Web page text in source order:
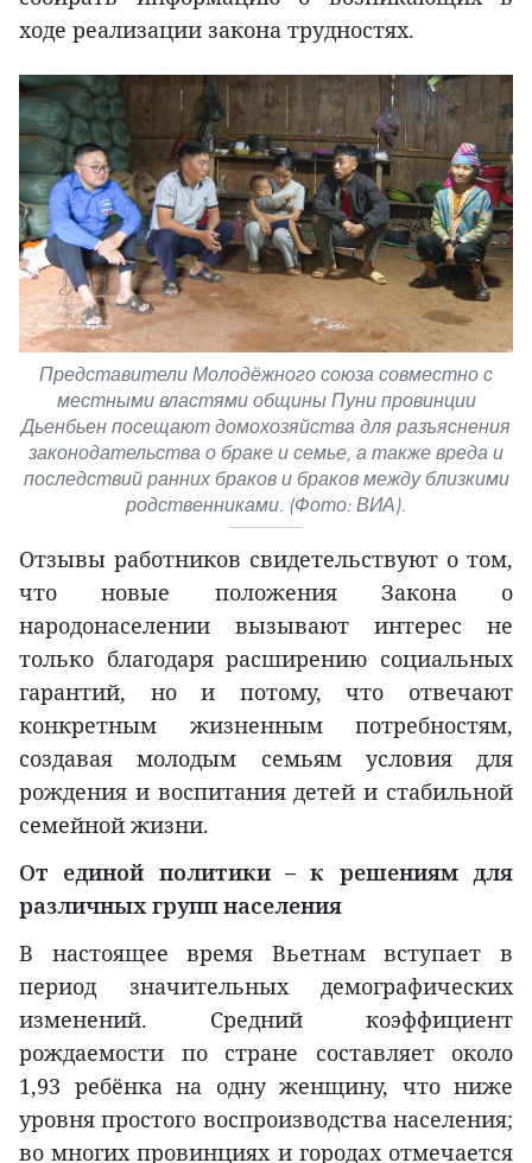
ходе реализации закона трудностях.
Представители Молодёжного союза совместно с
местными властями общины Пуни провинции
Дьенбьен посещают домохозяйства для разъяснения
законодательства о браке и семье, а также вреда и
последствий ранних браков и браков между близкими
родственниками. (Фото: ВИА).
Отзывы работников свидетельствуют о том,
что новые положения Закона о
народонаселении вызывают интерес не
только благодаря расширению социальных
гарантий, но и потому, что отвечают
конкретным жизненным потребностям,
создавая молодым семьям условия для
рождения и воспитания детей и стабильной
семейной жизни.
От единой политики – к решениям для
различных групп населения
В настоящее время Вьетнам вступает в
период значительных демографических
изменений. Средний коэффициент
рождаемости по стране составляет около
1,93 ребёнка на одну женщину, что ниже
уровня простого воспроизводства населения;
во многих провинциях и городах отмечается